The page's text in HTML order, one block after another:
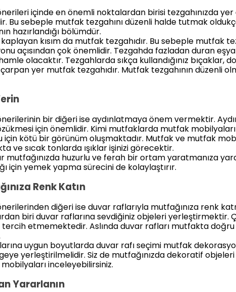
içinde en önemli noktalardan birisi tezgahınızda
Bu sebeple mutfak tezgahını düzenli halde tutmak
hazırlandığı bölümdür.
kısım da mutfak tezgahıdır. Bu sebeple mutfak
açısından çok önemlidir. Tezgahda fazladan duran
olacaktır. Tezgahlarda sıkça kullandığınız bıçaklar,
yer mutfak tezgahıdır. Mutfak tezgahının düzenli
bir diğeri ise aydınlatmaya önem vermektir.
için önemlidir. Kimi mutfaklarda mutfak
için kötü bir görünüm oluşmaktadır. Mutfak ve mutfak
ve sıcak tonlarda ışıklar işinizi görecektir.
mutfağınızda huzurlu ve ferah bir ortam yaratmanıza
için yemek yapma sürecini de kolaylaştırır.
Renk Katın
diğeri ise duvar raflarıyla mutfağınıza renk
biri duvar raflarına sevdiğiniz objeleri yerleştirmektir.
etmemektedir. Aslında duvar rafları mutfakta doğru
uygun boyutlarda duvar rafı seçimi mutfak
yerleştirilmelidir. Siz de mutfağınızda dekoratif objeleri
inceleyebilirsiniz.
Yararlanın